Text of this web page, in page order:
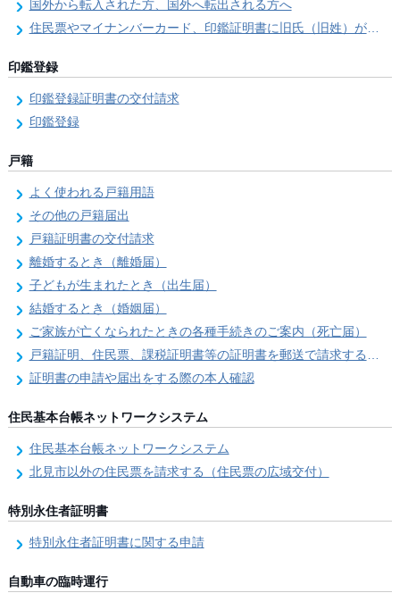
国外から転入された方、国外へ転出される方へ
住民票やマイナンバーカード、印鑑証明書に旧氏（旧姓）が併記できるようになりました！
印鑑登録
印鑑登録証明書の交付請求
印鑑登録
戸籍
よく使われる戸籍用語
その他の戸籍届出
戸籍証明書の交付請求
離婚するとき（離婚届）
子どもが生まれたとき（出生届）
結婚するとき（婚姻届）
ご家族が亡くなられたときの各種手続きのご案内（死亡届）
戸籍証明、住民票、課税証明書等の証明書を郵送で請求する際の本人確認
証明書の申請や届出をする際の本人確認
住民基本台帳ネットワークシステム
住民基本台帳ネットワークシステム
北見市以外の住民票を請求する（住民票の広域交付）
特別永住者証明書
特別永住者証明書に関する申請
自動車の臨時運行